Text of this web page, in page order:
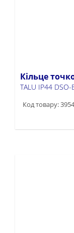
Кільце
TALU IP44 DSO-
Код товару: